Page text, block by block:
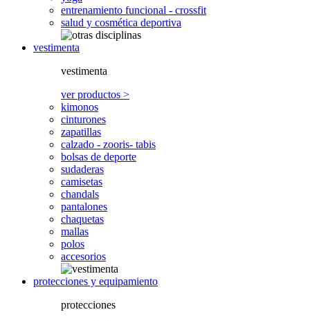
entrenamiento funcional - crossfit
salud y cosmética deportiva
vestimenta
vestimenta
ver productos >
kimonos
cinturones
zapatillas
calzado - zooris- tabis
bolsas de deporte
sudaderas
camisetas
chandals
pantalones
chaquetas
mallas
polos
accesorios
protecciones y equipamiento
protecciones